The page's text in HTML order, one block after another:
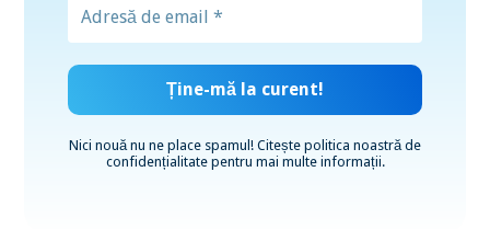
Nici nouă nu ne place spamul! Citește politica noastră de
confidențialitatepentru mai multe informații.